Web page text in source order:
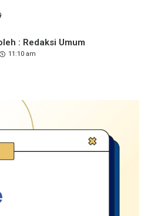
: Redaksi Umum
11:10 am